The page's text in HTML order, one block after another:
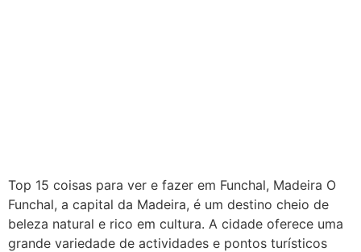
Top 15 coisas para ver e fazer em Funchal, Madeira O
Funchal, a capital da Madeira, é um destino cheio de
beleza natural e rico em cultura. A cidade oferece uma
grande variedade de actividades e pontos turísticos